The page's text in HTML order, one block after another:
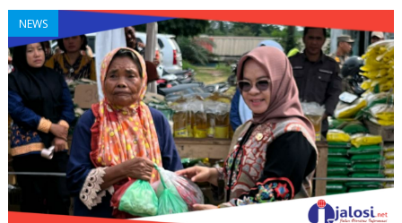
NEWS